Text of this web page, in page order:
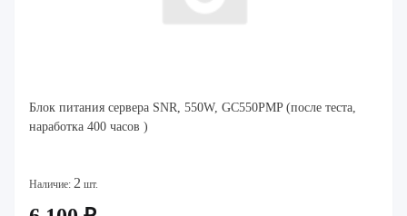
Блок питания сервера SNR, 550W, GC550PMP (после теста,
наработка 400 часов )
Наличие: 2 шт.